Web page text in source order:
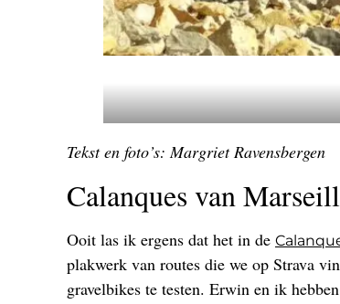
Tekst en foto’s: Margriet Ravensbergen
Calanques van
Ooit las ik ergens dat het in de
plakwerk van routes die we op Strava
gravelbikes te testen. Erwin en ik